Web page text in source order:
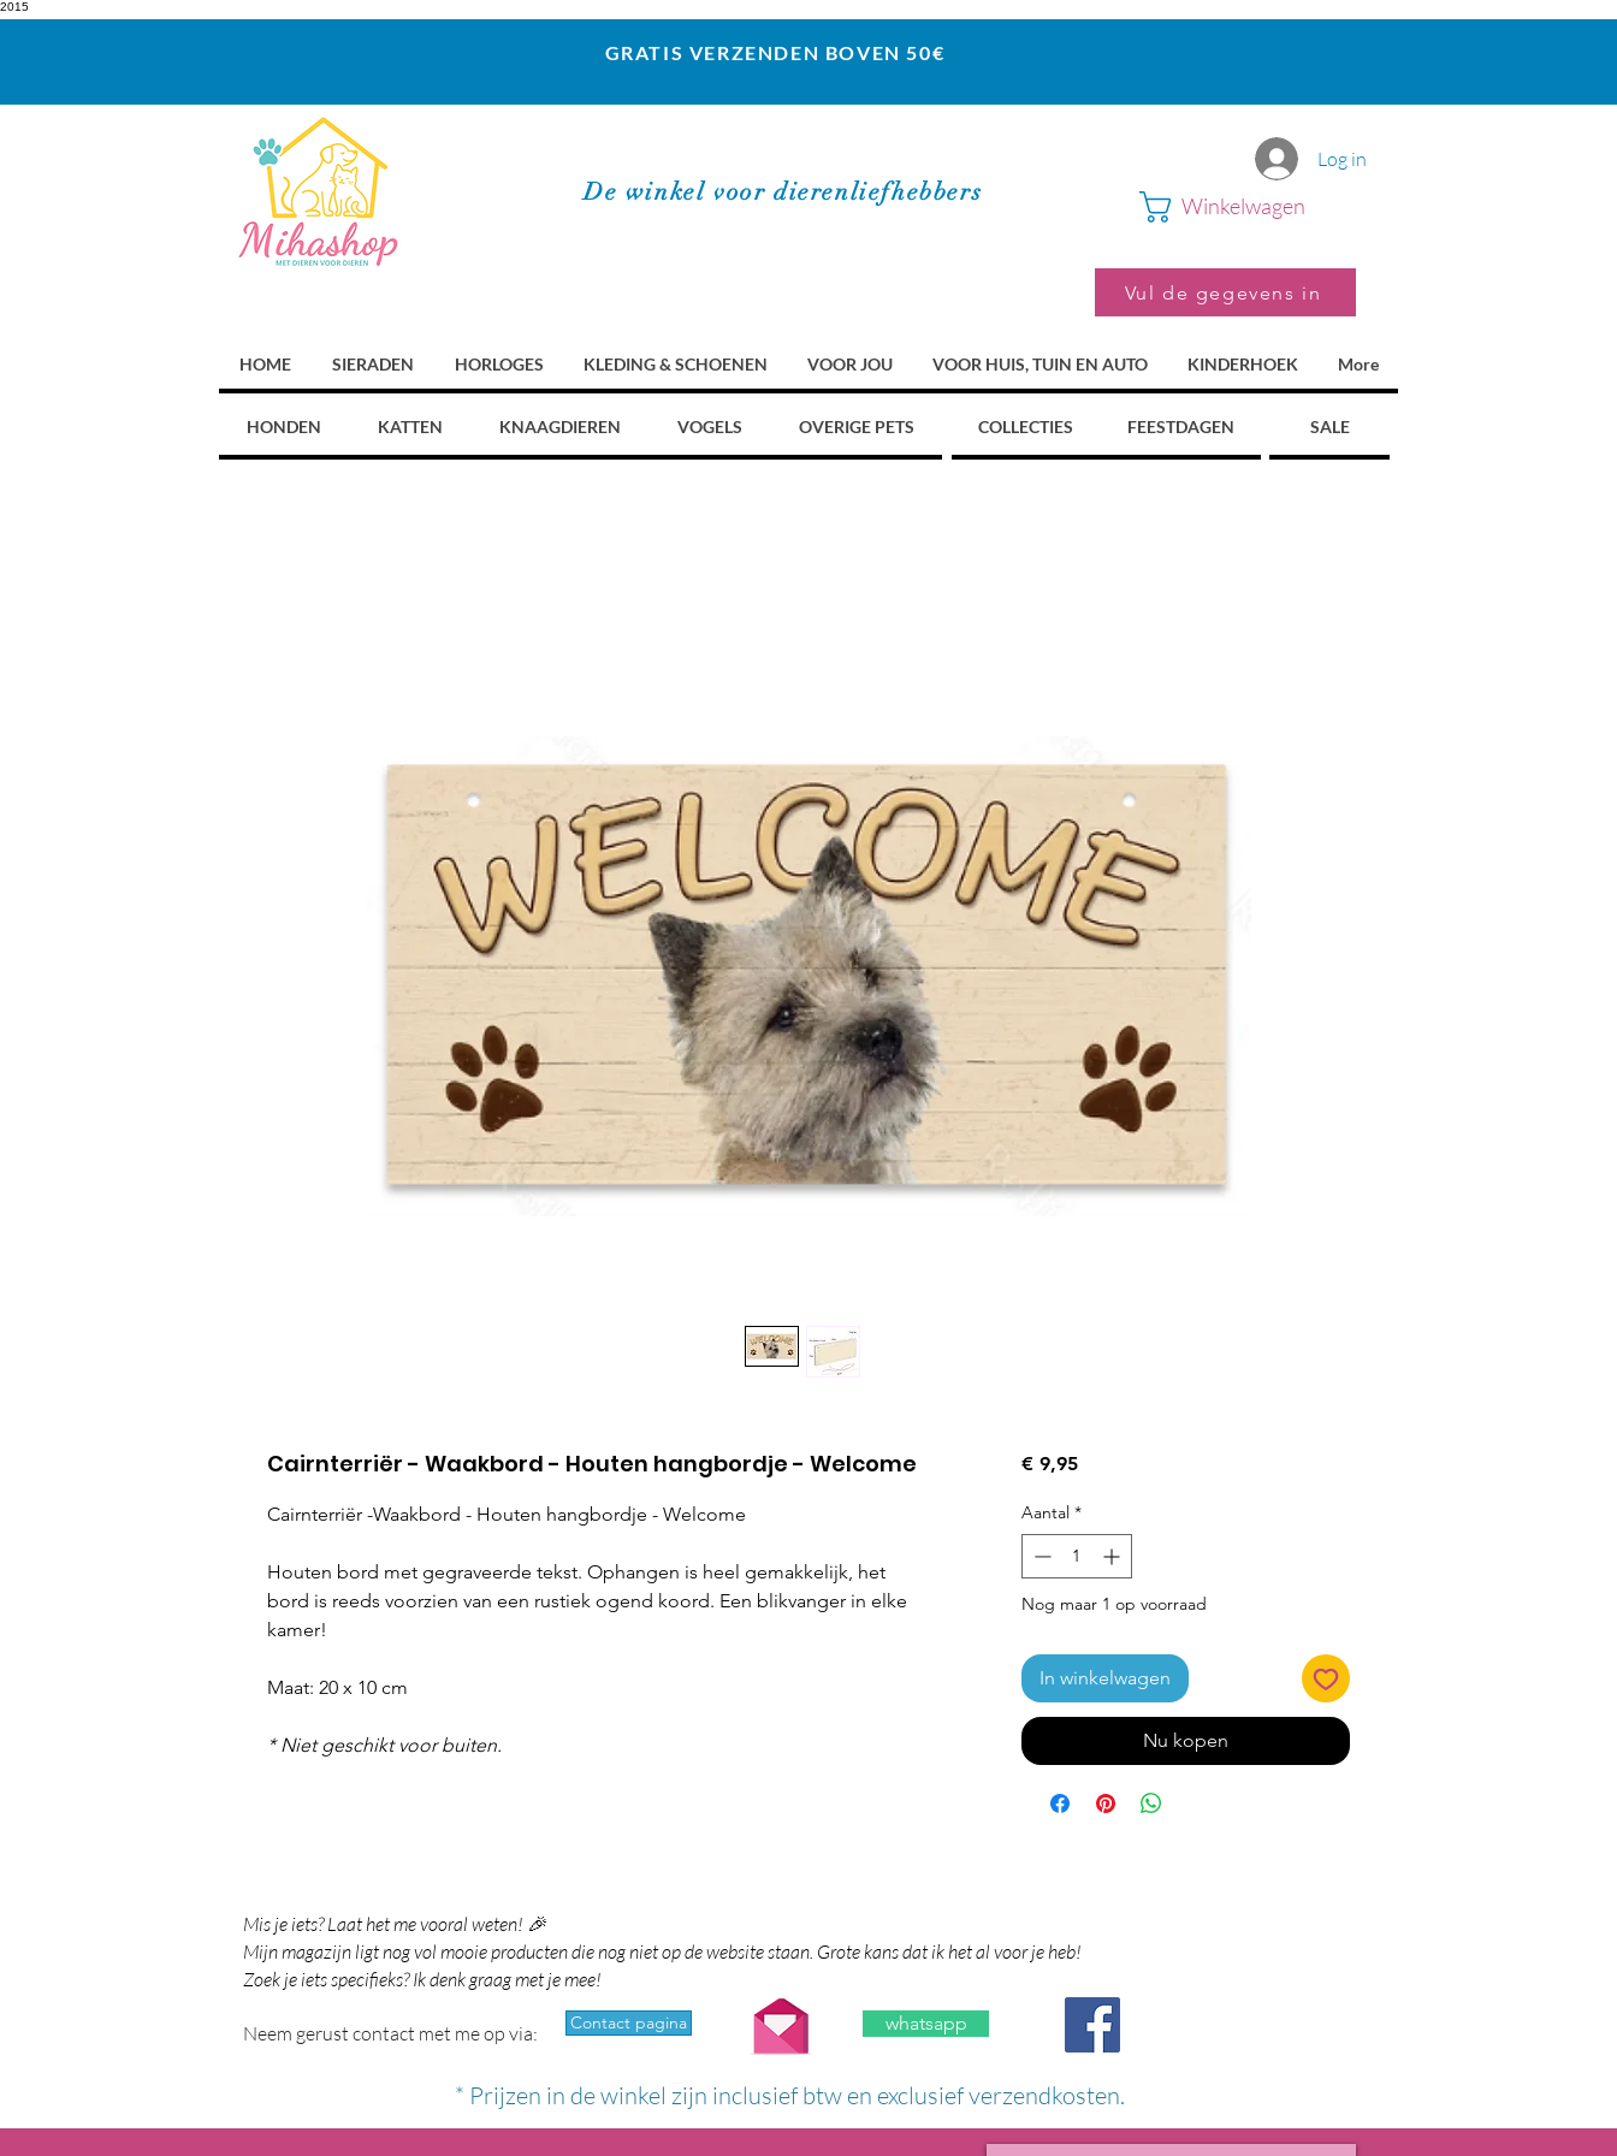
2015
GRATIS VERZENDEN BOVEN 50€
De winkel voor dierenliefhebbers
Log in
Winkelwagen
Vul de gegevens in
HOME SIERADEN HORLOGES KLEDING & SCHOENEN VOOR JOU VOOR HUIS, TUIN EN AUTO KINDERHOEK More
HONDEN KATTEN KNAAGDIEREN VOGELS OVERIGE PETS COLLECTIES FEESTDAGEN SALE
Cairnterriër - Waakbord - Houten hangbordje - Welcome
Cairnterriër -Waakbord - Houten hangbordje - Welcome
Houten bord met gegraveerde tekst. Ophangen is heel gemakkelijk, het
bord is reeds voorzien van een rustiek ogend koord. Een blikvanger in elke
kamer!
Maat: 20 x 10 cm
* Niet geschikt voor buiten.
€ 9,95Prijs
Aantal *
Nog maar 1 op voorraad
In winkelwagen
Nu kopen
Mis je iets? Laat het me vooral weten! 🎉
Mijn magazijn ligt nog vol mooie producten die nog niet op de website staan. Grote kans dat ik het al voor je heb!
Zoek je iets specifieks? Ik denk graag met je mee!
Neem gerust contact met me op via: Contact pagina whatsapp
* Prijzen in de winkel zijn inclusief btw en exclusief verzendkosten.